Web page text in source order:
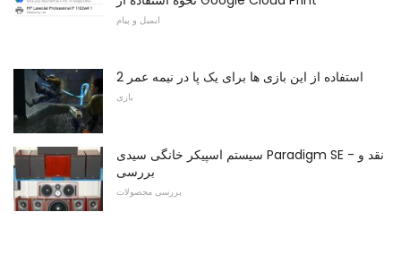
ایمیل و پیام
استفاده از این بازی ها برای یک پا در نیمه عمر 2
بازی
سیستم اسپیکر خانگی سیدی Paradigm SE - نقد و
بررسی
بررسی محصولات